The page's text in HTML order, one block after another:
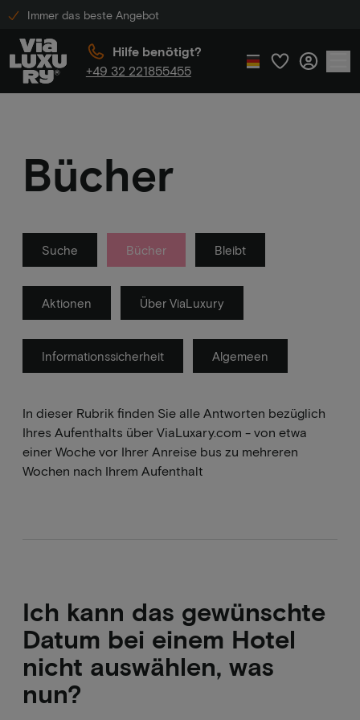
Immer das beste Angebot
Hilfe benötigt?
+49 32 221855455
Bücher
Suche Bücher Bleibt
Aktionen Über ViaLuxury
Informationssicherheit Algemeen
In dieser Rubrik finden Sie alle Antworten bezüglich
Ihres Aufenthalts über ViaLuxary.com - von etwa
einer Woche vor Ihrer Anreise bus zu mehreren
Wochen nach Ihrem Aufenthalt
Ich kann das gewünschte
Datum bei einem Hotel
nicht auswählen, was
nun?